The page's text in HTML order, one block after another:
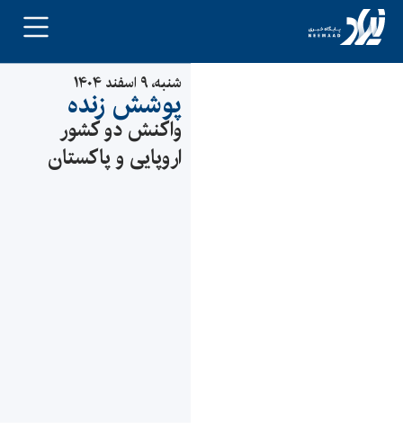
شنبه، ۹ اسفند ۱۴۰۴
پوشش زنده
واکنش دو کشور
اروپایی و پاکستان